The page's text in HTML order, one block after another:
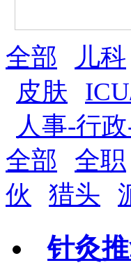
薪资与社保
五险
全勤奖
法定节假日三薪
晋升与政策
8小时工作制
关怀与福利
全部 儿科
皮肤
人事-行
全部
全职
伙
猎头
针灸